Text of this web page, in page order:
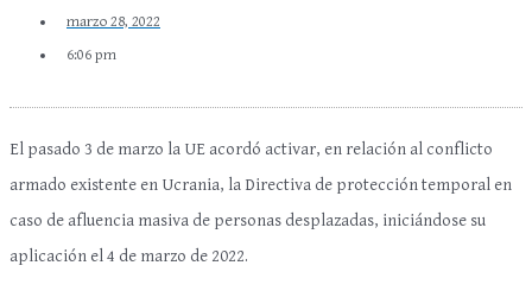
marzo 28, 2022
6:06 pm
El pasado 3 de marzo la UE acordó activar, en relación al conflicto
armado existente en Ucrania, la Directiva de protección temporal en
caso de afluencia masiva de personas desplazadas, iniciándose su
aplicación el 4 de marzo de 2022.